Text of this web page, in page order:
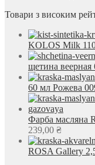
Товари з високим
KOLOS Milk
щетина
60 мл Рожева
Фарба масляна
239,00 ₴
ROSA Gallery